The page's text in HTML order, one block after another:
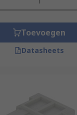
Toevoegen
Datasheets